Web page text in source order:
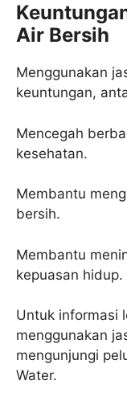
Air Bersih
Menggunakan
keuntungan,
Mencegah
kesehatan.
Membantu
bersih.
Membantu
kepuasan hidup.
Untuk informasi
menggunakan
mengunjungi
Water.